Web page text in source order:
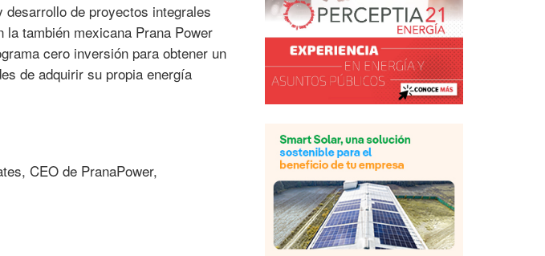
de proyectos integrales
también mexicana Prana Power
cero inversión para obtener un
de adquirir su propia energía
CEO de PranaPower,